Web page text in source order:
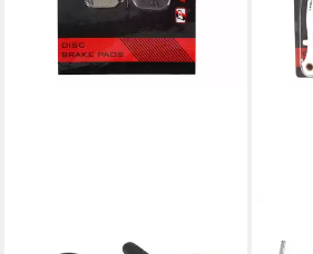
Scheibenbremse Brake